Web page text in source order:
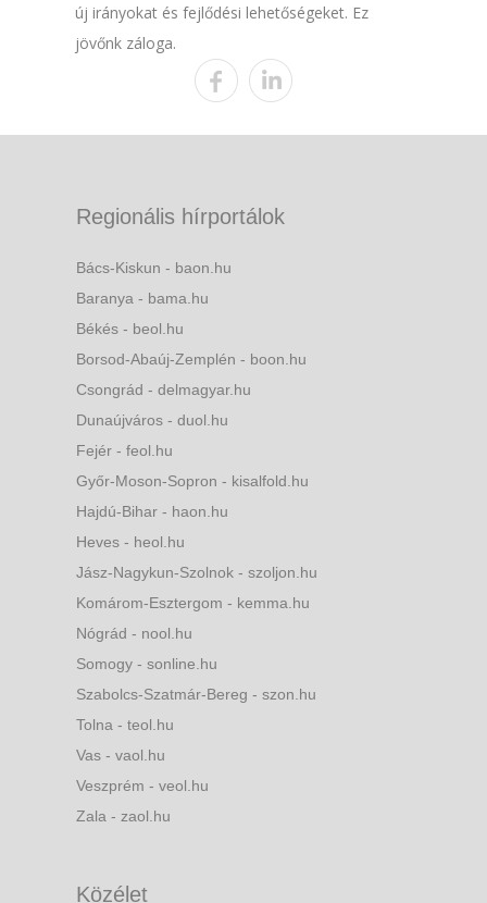
új irányokat és fejlődési lehetőségeket. Ez
jövőnk záloga.
Regionális hírportálok
Bács-Kiskun - baon.hu
Baranya - bama.hu
Békés - beol.hu
Borsod-Abaúj-Zemplén - boon.hu
Csongrád - delmagyar.hu
Dunaújváros - duol.hu
Fejér - feol.hu
Győr-Moson-Sopron - kisalfold.hu
Hajdú-Bihar - haon.hu
Heves - heol.hu
Jász-Nagykun-Szolnok - szoljon.hu
Komárom-Esztergom - kemma.hu
Nógrád - nool.hu
Somogy - sonline.hu
Szabolcs-Szatmár-Bereg - szon.hu
Tolna - teol.hu
Vas - vaol.hu
Veszprém - veol.hu
Zala - zaol.hu
Közélet